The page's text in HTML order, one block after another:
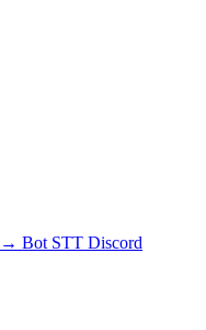
→ Bot STT Discord